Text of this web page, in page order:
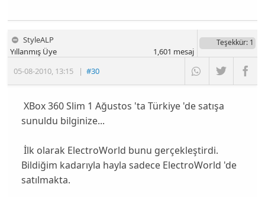
StyleALP
05-08-2010, 13:15 |#30
Yıllanmış Üye
Teşekkür: 1
1,601 mesaj
XBox 360 Slim 1 Ağustos 'ta Türkiye 'de satışa
sunuldu bilginize...
İlk olarak ElectroWorld bunu gerçekleştirdi.
Bildiğim kadarıyla hayla sadece ElectroWorld 'de
satılmakta.